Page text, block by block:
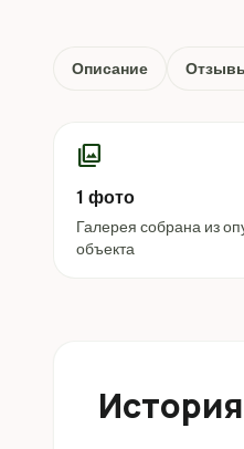
Описание
photo_library
1 фото
Галерея собрана из
объекта